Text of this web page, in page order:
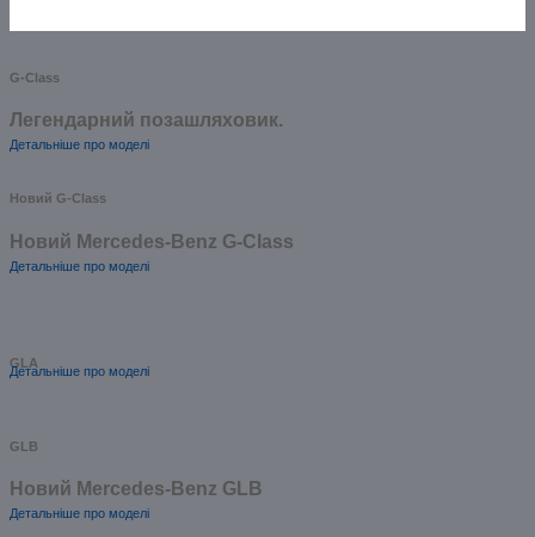
G-Class
Легендарний позашляховик.
Детальніше про моделі
Новий G-Class
Новий Mercedes-Benz G-Class
Детальніше про моделі
GLA
Детальніше про моделі
GLB
Новий Mercedes-Benz GLB
Детальніше про моделі